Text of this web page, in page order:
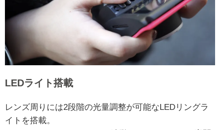
LEDライト搭載
レンズ周りには2段階の光量調整が可能なLEDリングラ
イトを搭載。